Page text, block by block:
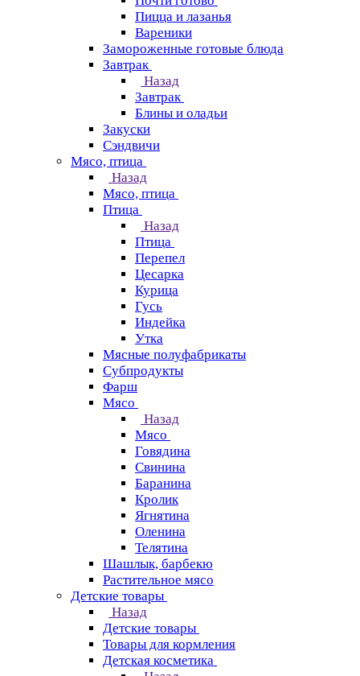
Пицца и лазанья
Вареники
Замороженные готовые блюда
Завтрак
Назад
Завтрак
Блины и оладьи
Закуски
Сэндвичи
Мясо, птица
Назад
Мясо, птица
Птица
Назад
Птица
Перепел
Цесарка
Курица
Гусь
Индейка
Утка
Мясные полуфабрикаты
Субпродукты
Фарш
Мясо
Назад
Мясо
Говядина
Свинина
Баранина
Кролик
Ягнятина
Оленина
Телятина
Шашлык, барбекю
Растительное мясо
Детские товары
Назад
Детские товары
Товары для кормления
Детская косметика